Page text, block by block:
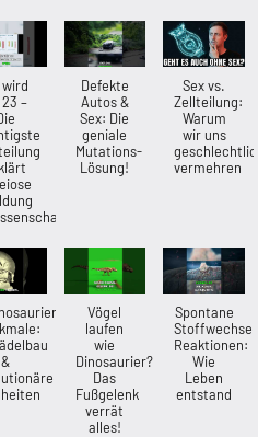
–
Defekte
Autos &
Sex: Die
geniale
Mutations-
Lösung!
Sex vs.
Zellteilung:
Warum
wir uns
geschlechtlich
vermehren
&
Vögel
laufen
wie
Dinosaurier?
Das
Fußgelenk
verrät
alles!
Spontane
Stoffwechsel-
Reaktionen:
Wie
Leben
entstand